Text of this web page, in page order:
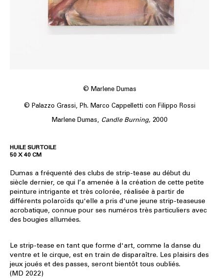
© Marlene Dumas
© Palazzo Grassi, Ph. Marco Cappelletti con Filippo Rossi
Marlene Dumas, Candle Burning, 2000
HUILE SUR TOILE
50 X 40 CM
Dumas a fréquenté des clubs de strip-tease au début du
siècle dernier, ce qui l’a amenée à la création de cette petite
peinture intrigante et très colorée, réalisée à partir de
différents polaroïds qu'elle a pris d'une jeune strip-teaseuse
acrobatique, connue pour ses numéros très particuliers avec
des bougies allumées.
Le strip-tease en tant que forme d'art, comme la danse du
ventre et le cirque, est en train de disparaître. Les plaisirs des
jeux joués et des passes, seront bientôt tous oubliés.
(MD 2022)